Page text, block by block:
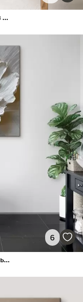
Абстрактна композиція: барельєф з квітами на світлому тлі
6
біла гіпсова рельєфна квіткова скульптура